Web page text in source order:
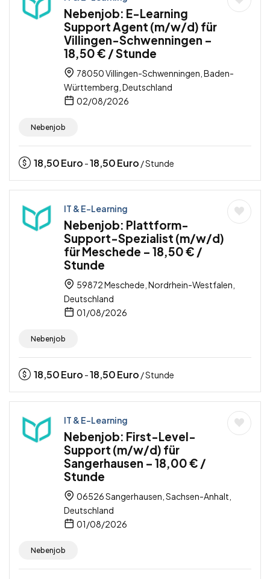
Nebenjob: E-Learning
Support Agent (m/w/d) für
Villingen-Schwenningen –
18,50 € / Stunde
78050 Villingen-Schwenningen, Baden-
Württemberg, Deutschland
02/08/2026
Nebenjob
18,50Euro -18,50Euro / Stunde
IT & E-Learning
Nebenjob: Plattform-
Support-Spezialist (m/w/d)
für Meschede – 18,50 € /
Stunde
59872 Meschede, Nordrhein-Westfalen,
Deutschland
01/08/2026
Nebenjob
18,50Euro -18,50Euro / Stunde
IT & E-Learning
Nebenjob: First-Level-
Support (m/w/d) für
Sangerhausen – 18,00 € /
Stunde
06526 Sangerhausen, Sachsen-Anhalt,
Deutschland
01/08/2026
Nebenjob